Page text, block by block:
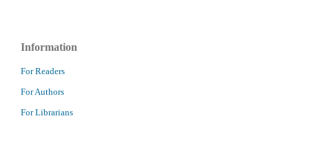
Information
For Readers
For Authors
For Librarians